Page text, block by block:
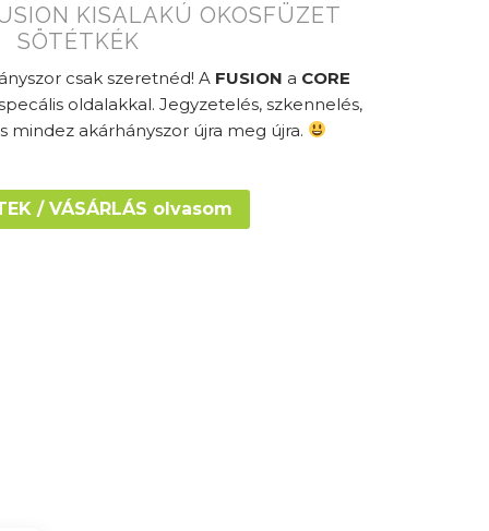
KISALAKÚ OKOSFÜZET
SÖTÉTKÉK
csak szeretnéd! A FUSION a CORE
oldalakkal. Jegyzetelés, szkennelés,
mindez akárhányszor újra meg újra.
/ VÁSÁRLÁS olvasom